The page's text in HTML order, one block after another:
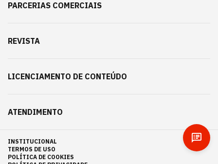
PARCERIAS COMERCIAIS
REVISTA
LICENCIAMENTO DE CONTEÚDO
ATENDIMENTO
INSTITUCIONAL
TERMOS DE USO
POLÍTICA DE COOKIES